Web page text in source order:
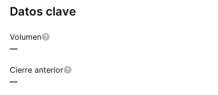
Datos clave
Volumen
—
Cierre anterior
—